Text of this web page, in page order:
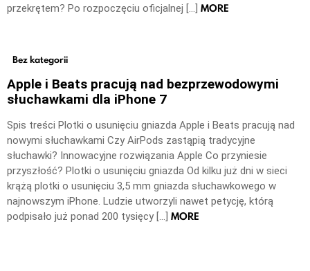
przekrętem? Po rozpoczęciu oficjalnej […] MORE
Bez kategorii
Apple i Beats pracują nad bezprzewodowymi
słuchawkami dla iPhone 7
Spis treści Plotki o usunięciu gniazda Apple i Beats pracują nad
nowymi słuchawkami Czy AirPods zastąpią tradycyjne
słuchawki? Innowacyjne rozwiązania Apple Co przyniesie
przyszłość? Plotki o usunięciu gniazda Od kilku już dni w sieci
krążą plotki o usunięciu 3,5 mm gniazda słuchawkowego w
najnowszym iPhone. Ludzie utworzyli nawet petycję, którą
podpisało już ponad 200 tysięcy […] MORE